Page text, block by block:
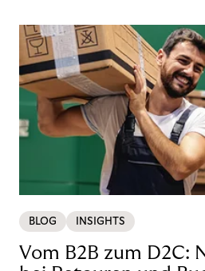
BLOG INSIGHTS
Vom B2B zum D2C: